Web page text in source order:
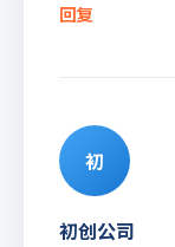
回复
初
初创公司